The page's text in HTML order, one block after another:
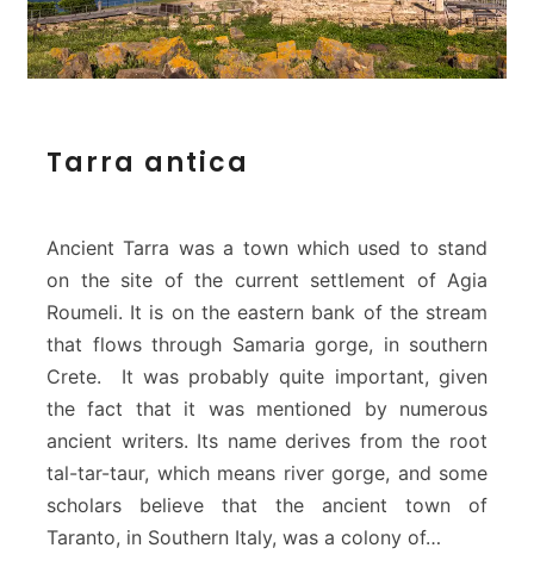
a
n
t
i
c
a
Tarra antica
Ancient Tarra was a town which used to stand
on the site of the current settlement of Agia
Roumeli. It is on the eastern bank of the stream
that flows through Samaria gorge, in southern
Crete. It was probably quite important, given
the fact that it was mentioned by numerous
ancient writers. Its name derives from the root
tal-tar-taur, which means river gorge, and some
scholars believe that the ancient town of
Taranto, in Southern Italy, was a colony of…